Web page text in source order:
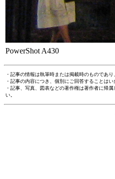
PowerShot A430
・記事の情報は執筆時または掲載時のものであ
・記事の内容につき、個別にご回答することはい
・記事、写真、図表などの著作権は著作者に帰
い。